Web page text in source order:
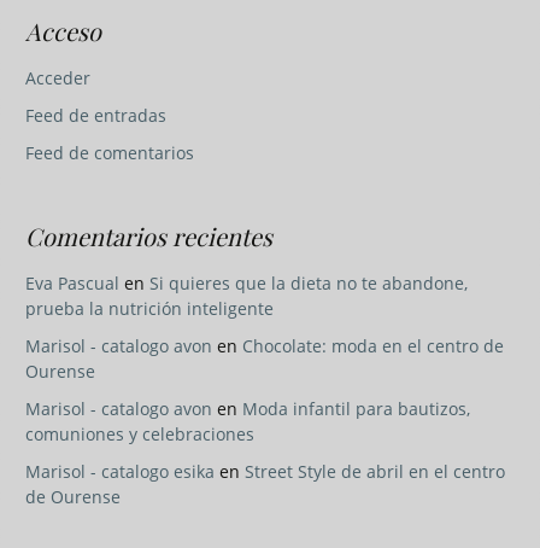
Acceso
Acceder
Feed de entradas
Feed de comentarios
Comentarios recientes
Eva Pascual en Si quieres que la dieta no te abandone,
prueba la nutrición inteligente
Marisol - catalogo avon en Chocolate: moda en el centro de
Ourense
Marisol - catalogo avon en Moda infantil para bautizos,
comuniones y celebraciones
Marisol - catalogo esika en Street Style de abril en el centro
de Ourense